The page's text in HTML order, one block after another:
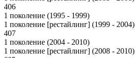
406
1 поколение (1995 - 1999)
1 поколение [рестайлинг] (1999 - 2004)
407
1 поколение (2004 - 2010)
1 поколение [рестайлинг] (2008 - 2010)